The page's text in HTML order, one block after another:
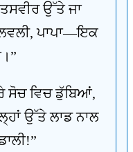
ਤਸਵੀਰ ਉੱਤੇ ਜਾ
ਪਾਪਾ—ਇਕ
ਸੋਚ ਵਿਚ ਡੁੱਬਿਆਂ,
ਉੱਤੇ ਲਾਡ ਨਾਲ